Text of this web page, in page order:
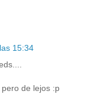
15:34
de lejos :p